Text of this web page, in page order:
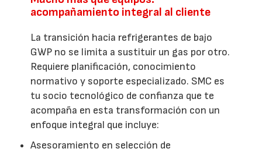
acompañamiento integral al cliente
La transición hacia refrigerantes de bajo
GWP no se limita a sustituir un gas por otro.
Requiere planificación, conocimiento
normativo y soporte especializado. SMC es
tu socio tecnológico de confianza que te
acompaña en esta transformación con un
enfoque integral que incluye:
Asesoramiento en selección de